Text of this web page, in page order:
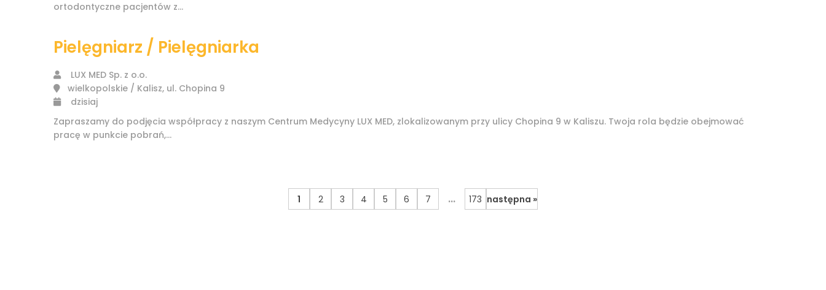
ortodontyczne pacjentów z...
Pielęgniarz / Pielęgniarka
LUX MED Sp. z o.o.
wielkopolskie / Kalisz, ul. Chopina 9
dzisiaj
Zapraszamy do podjęcia współpracy z naszym Centrum Medycyny LUX MED, zlokalizowanym przy ulicy Chopina 9 w Kaliszu. Twoja rola będzie obejmować
pracę w punkcie pobrań,...
1 2 3 4 5 6 7 ... 173 następna »